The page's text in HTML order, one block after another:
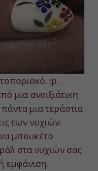
:p ..
μια ανοιξιάτικη
μια τεράστια
των νυχιών.
μπουκέτο
στα νυχιών σας
εμφάνιση.